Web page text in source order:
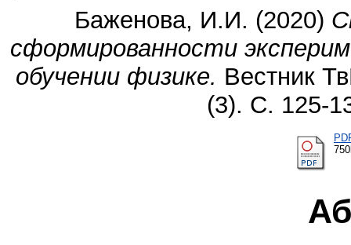
Баженова, И.И. (2020)
сформированности
обучении физике. Вестник
(3). С. 125-